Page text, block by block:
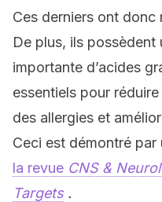
Ces derniers ont donc
De plus, ils possèdent
importante d’acides
essentiels pour
des allergies et
Ceci est démontré par
la revue CNS &
Targets .